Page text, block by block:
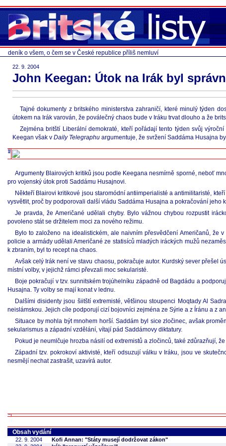
deník o všem, o čem se v České republice příliš nemluví
22. 9. 2004
John Keegan: Útok na Irák byl
Tajné dokumenty z britského ministerstva zahraničí, které minulý týden
útokem na Irák varován, že poválečný chaos bude v Iráku trvat dlouho a že
Zejména britští Liberální demokraté, kteří pořádají tento týden svůj
Keegan však v Daily Telegraphu argumentuje, že svržení Saddáma Husajna
Argumenty Blairových kritiků jsou podle Keegana nesmírně sporné, neboť
pro vojenský útok proti Saddámu Husajnovi.
Někteří Blairovi kritikové jsou staromódní antiimperialisté a antimilitaristé,
vysvětlit, proč by podporovali další vládu Saddáma Husajna a pokračování jeho
Je pravda, že Američané udělali chyby. Bylo vážnou chybou rozpustit
povoleno stát se držitelem moci za nového režimu.
Bylo to založeno na idealistickém, ale naivním přesvědčení Američanů, že
policie a armády udělali Američané ze statisíců mladých iráckých mužů
k zbraním, byl to recept na chaos.
Avšak celý Irák není ve stavu chaosu, pokračuje autor. Kurdský sever přešel
místní volby, v jejichž rámci převzali moc sekularisté.
Boje pokračují v tzv. sunnitském trojúhelníku západně od Bagdádu a
Husajna. Ty volby se mají konat v lednu.
Dalšími disidenty jsou šiitští extremisté, většinou stoupenci Moqtady Al
neislámskou. Jejich cíle podporují cizí bojovníci zejména ze Sýrie a z Íránu a z
Situace by mohla být mnohem horší. Saddám byl sice zločinec, avšak
sekularismus a západní vzdělání, vítají pád Saddámovy diktatury.
Pokud je neumlčuje hrozba násilí od extremistů a zločinců, také zdůrazňují,
Západní tzv. pokrokoví aktivisté, kteří odsuzují válku v Iráku, jsou ve
nesmějí nechat zastrašit, uzavírá autor.
Obsah vydání
22. 9. 2004
Kofi Annan: "Státy musejí dodržovat zákon"